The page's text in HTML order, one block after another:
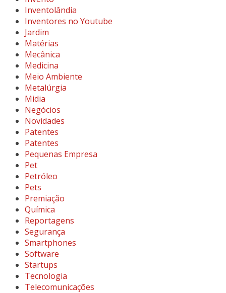
Inventolândia
Inventores no Youtube
Jardim
Matérias
Mecânica
Medicina
Meio Ambiente
Metalúrgia
Midia
Negócios
Novidades
Patentes
Patentes
Pequenas Empresa
Pet
Petróleo
Pets
Premiação
Química
Reportagens
Segurança
Smartphones
Software
Startups
Tecnologia
Telecomunicações